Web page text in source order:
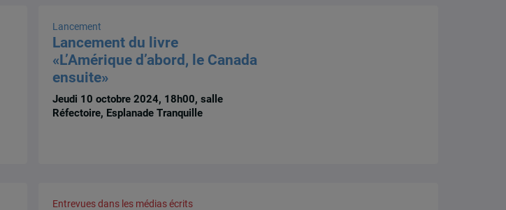
Lancement
Lancement du livre
«L’Amérique d’abord, le Canada
ensuite»
Jeudi 10 octobre 2024, 18h00, salle
Réfectoire, Esplanade Tranquille
Entrevues dans les médias écrits